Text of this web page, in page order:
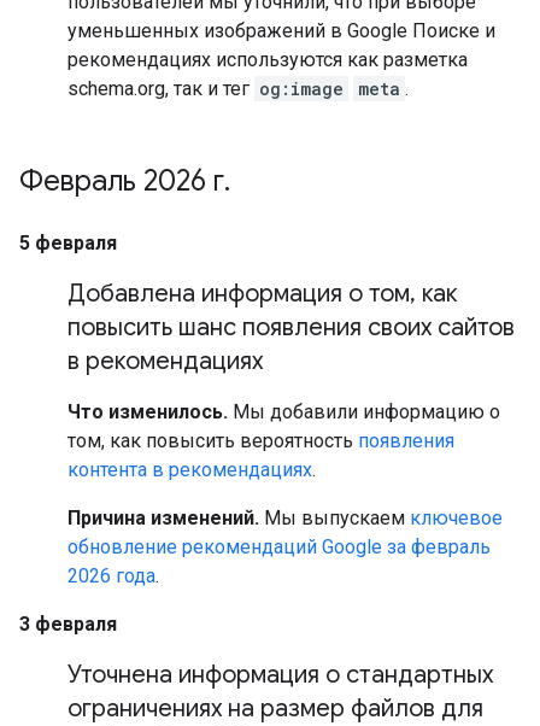
уменьшенных изображений в Google Поиске и
рекомендациях используются как разметка
schema.org, так и тег og:image meta .
Февраль 2026 г.
5 февраля
Добавлена информация о том, как
повысить шанс появления своих сайтов
в рекомендациях
Что изменилось. Мы добавили информацию о
том, как повысить вероятность появления
контента в рекомендациях.
Причина изменений. Мы выпускаем ключевое
обновление рекомендаций Google за февраль
2026 года.
3 февраля
Уточнена информация о стандартных
ограничениях на размер файлов для